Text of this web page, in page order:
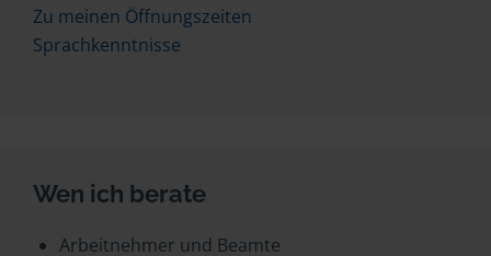
Zu meinen Öffnungszeiten
Sprachkenntnisse
Wen ich berate
Arbeitnehmer und Beamte